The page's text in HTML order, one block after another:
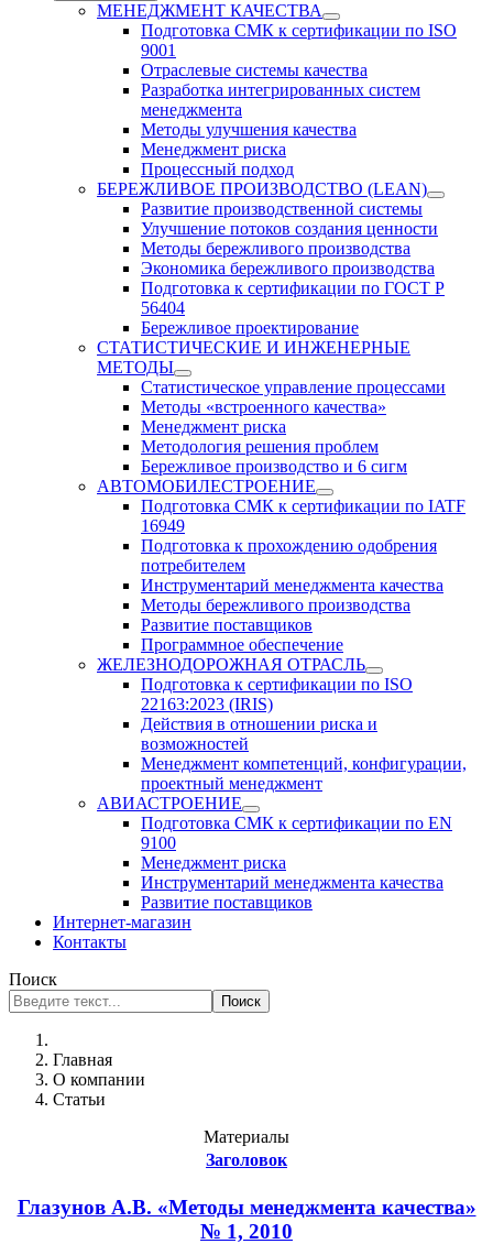
МЕНЕДЖМЕНТ КАЧЕСТВА
Подготовка СМК к сертификации по ISO
9001
Отраслевые системы качества
Разработка интегрированных систем
менеджмента
Методы улучшения качества
Менеджмент риска
Процессный подход
БЕРЕЖЛИВОЕ ПРОИЗВОДСТВО (LEAN)
Развитие производственной системы
Улучшение потоков создания ценности
Методы бережливого производства
Экономика бережливого производства
Подготовка к сертификации по ГОСТ Р
56404
Бережливое проектирование
СТАТИСТИЧЕСКИЕ И ИНЖЕНЕРНЫЕ
МЕТОДЫ
Статистическое управление процессами
Методы «встроенного качества»
Менеджмент риска
Методология решения проблем
Бережливое производство и 6 сигм
АВТОМОБИЛЕСТРОЕНИЕ
Подготовка СМК к сертификации по IATF
16949
Подготовка к прохождению одобрения
потребителем
Инструментарий менеджмента качества
Методы бережливого производства
Развитие поставщиков
Программное обеспечение
ЖЕЛЕЗНОДОРОЖНАЯ ОТРАСЛЬ
Подготовка к сертификации по ISO
22163:2023 (IRIS)
Действия в отношении риска и
возможностей
Менеджмент компетенций, конфигурации,
проектный менеджмент
АВИАСТРОЕНИЕ
Подготовка СМК к сертификации по EN
9100
Менеджмент риска
Инструментарий менеджмента качества
Развитие поставщиков
Интернет-магазин
Контакты
Поиск
Поиск
Главная
О компании
Статьи
Материалы
Заголовок
Глазунов А.В. «Методы менеджмента качества»
№ 1, 2010